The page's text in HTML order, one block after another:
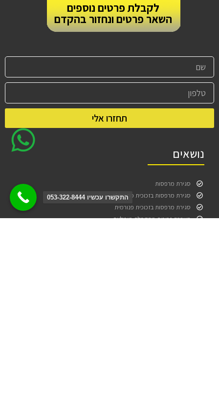
לקבלת פרטים נוספים
השאר פרטים ונחזור בהקדם
תחזרו אלי
נושאים
סגירת מרפסות
סגירת מרפסות בזכוכית מתקפלת
סגירת מרפסות בזכוכית פנורמית
מערכת זכוכית מתקפלת מומלצת
התקשרו עכשיו 053-322-8444